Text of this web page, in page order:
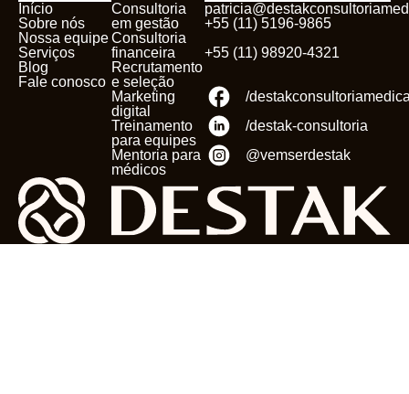
Início
Sobre nós
Nossa equipe
Serviços
Blog
Fale conosco
Consultoria
em gestão
Consultoria
financeira
Recrutamento
e seleção
Marketing
digital
Treinamento
para equipes
Mentoria para
médicos
+55 (11) 5196-9865
+55 (11) 98920-4321
/
/destak-consultoria
@vemserdestak